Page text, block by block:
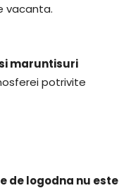
vacanta.
maruntisuri
potrivite
de logodna nu este